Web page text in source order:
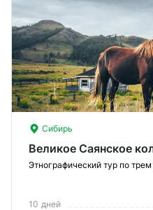
Сибирь
Великое Саянское
Этнографический тур по
10 дней